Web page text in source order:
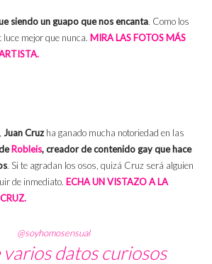
siendo un guapo que nos encanta. Como los
mejor que nunca. MIRA LAS FOTOS MÁS
Juan Cruz ha ganado mucha notoriedad en las
Robleis, creador de contenido gay que hace
. Si te agradan los osos, quizá Cruz será alguien
de inmediato. ECHA UN VISTAZO A LA
@soyhomosensual
varios datos curiosos